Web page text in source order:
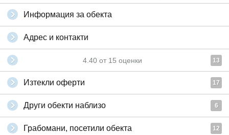
Информация за обекта
Адрес и контакти
4.40 от 15 оценки 13
Изтекли оферти 17
Други обекти наблизо 6
Грабомани, посетили обекта 12